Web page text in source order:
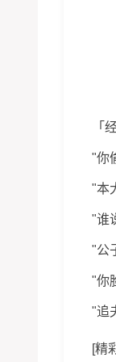
「
"你
"本
"谁
"公
"你
"追
[精